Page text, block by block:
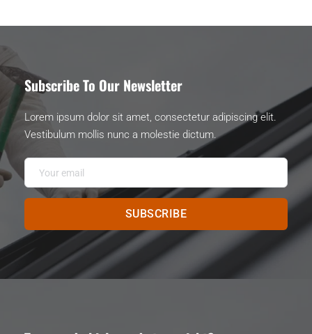
Subscribe To Our Newsletter
Lorem ipsum dolor sit amet, consectetur adipiscing elit.
Vestibulum mollis nunc a molestie dictum.
SUBSCRIBE